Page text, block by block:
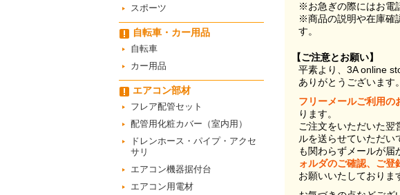
スポーツ
自転車・カー用品
自転車
カー用品
エアコン部材
フレア配管セット
配管用化粧カバー（室内用）
ドレンホース・パイプ・アクセ
サリ
エアコン機器据付台
エアコン用電材
※お急ぎの際にはお電
※商品の説明や在庫確
す。
【ご注意とお願い】
平素より、3A online
ありがとうございます。
フリーメールご利用の
ります。
ご注文をいただいた翌
ルを送らせていただい
も関わらずメールが届
ォルダのご確認、ご登
お願いいたしておりま